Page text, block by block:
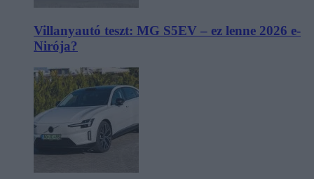
Villanyautó teszt: MG S5EV – ez lenne 2026 e-
Nirója?